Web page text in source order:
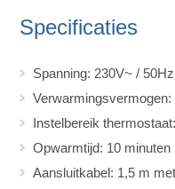
Specificaties
Spanning: 230V~ / 50Hz
Verwarmingsvermogen:
Instelbereik
Opwarmtijd: 10 minuten
Aansluitkabel: 1,5 m